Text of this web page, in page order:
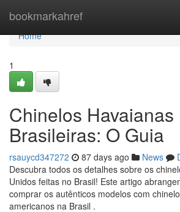
bookmarkahref
Home
Home
1
Chinelos Havaianas
Brasileiras: O Guia
rsauycd347272 87 days ago News
Descubra todos os detalhes sobre os
Unidos feitas no Brasil! Este artigo
comprar os autênticos modelos com
americanos na Brasil .